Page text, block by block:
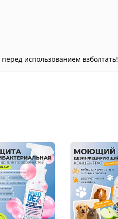
использованием взболтать!